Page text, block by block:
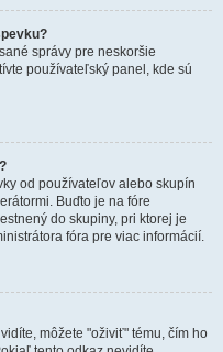
správy pre neskoršie
používateľský panel, kde sú
od používateľov alebo skupín
Buďto je na fóre
do skupiny, pri ktorej je
fóra pre viac informácií.
môžete "oživiť" tému, čím ho